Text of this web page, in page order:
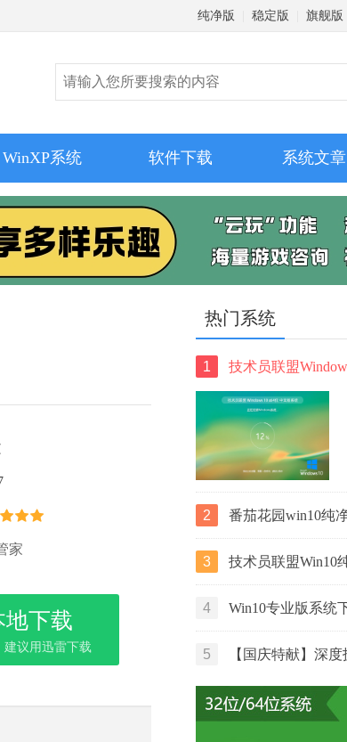
纯净版 稳定版 旗舰版
WinXP系统 软件下载 系统文章
家
地下载
建议用迅雷下载
热门系统
1
2
3
4
5